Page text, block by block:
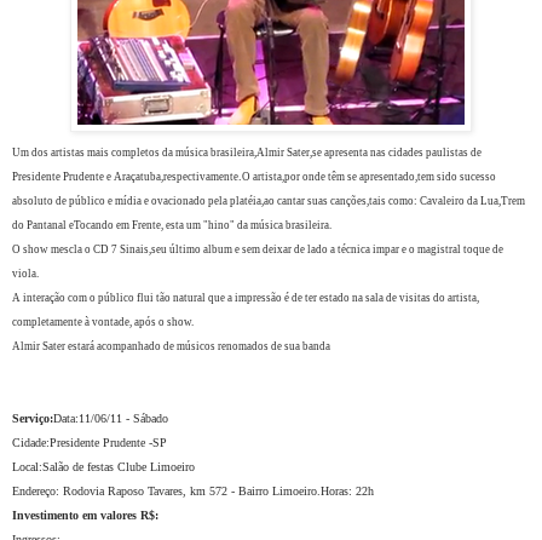
Um dos artistas mais completos da música brasileira,Almir Sater,se apresenta nas cidades paulistas de
Presidente Prudente e Araçatuba,respectivamente O artista,por onde têm se apresentado,tem sido sucesso
absoluto de público e mídia e ovacionado pela platéia,ao cantar suas canções,tais como: Cavaleiro da Lua,Trem
do Pantanal eTocando em Frente, esta um "hino" da música brasileira.
O show mescla o CD 7 Sinais,seu último album e sem deixar de lado a técnica impar e o magistral toque de
viola.
A interação com o público flui tão natural que a impressão é de ter estado na sala de visitas do artista,
completamente à vontade, após o show.
Almir Sater estará acompanhado de músicos renomados de sua banda
Serviço:Data:11/06/11 - Sábado
Cidade:Presidente Prudente -SP
Local:Salão de festas Clube Limoeiro
Endereço: Rodovia Raposo Tavares, km 572 - Bairro Limoeiro. Horas: 22h
Investimento em valores R$: